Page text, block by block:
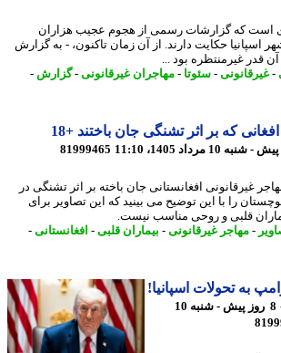
که گزارشات رسمی از هجوم عجیب هزاران
حکایت دارند. از آن زمان تاکنون، - به گزارش
غیرمنتظره بود ...
-سئوتا-مهاجران غیرقانونی-گزارش -
که بر اثر تشنگی جان باختند +18
81999465
افغانستانی جان باخته بر اثر تشنگی در
با این توضیح می بینید که این تصاویر برای
-مهاجر غیرقانونی-بیماران قلبی-افغانستانی-
تحولات اسپانیا!
8 روز پیش - شنبه 10